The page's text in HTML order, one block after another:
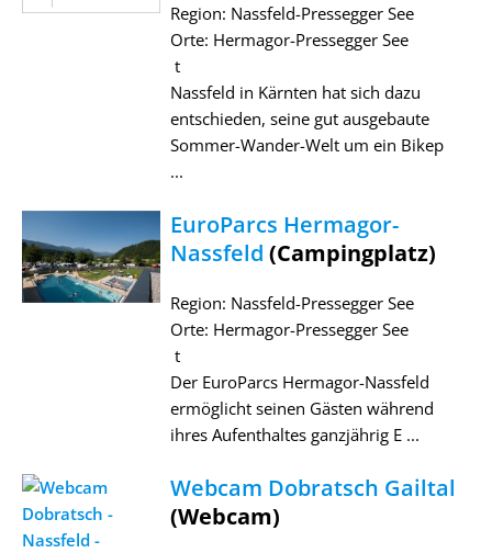
Region: Nassfeld-Pressegger See
Orte: Hermagor-Pressegger See
t
Nassfeld in Kärnten hat sich dazu
entschieden, seine gut ausgebaute
Sommer-Wander-Welt um ein Bikep
...
EuroParcs Hermagor-
Nassfeld (Campingplatz)
Region: Nassfeld-Pressegger See
Orte: Hermagor-Pressegger See
t
Der EuroParcs Hermagor-Nassfeld
ermöglicht seinen Gästen während
ihres Aufenthaltes ganzjährig E ...
Webcam Dobratsch Gailtal
(Webcam)